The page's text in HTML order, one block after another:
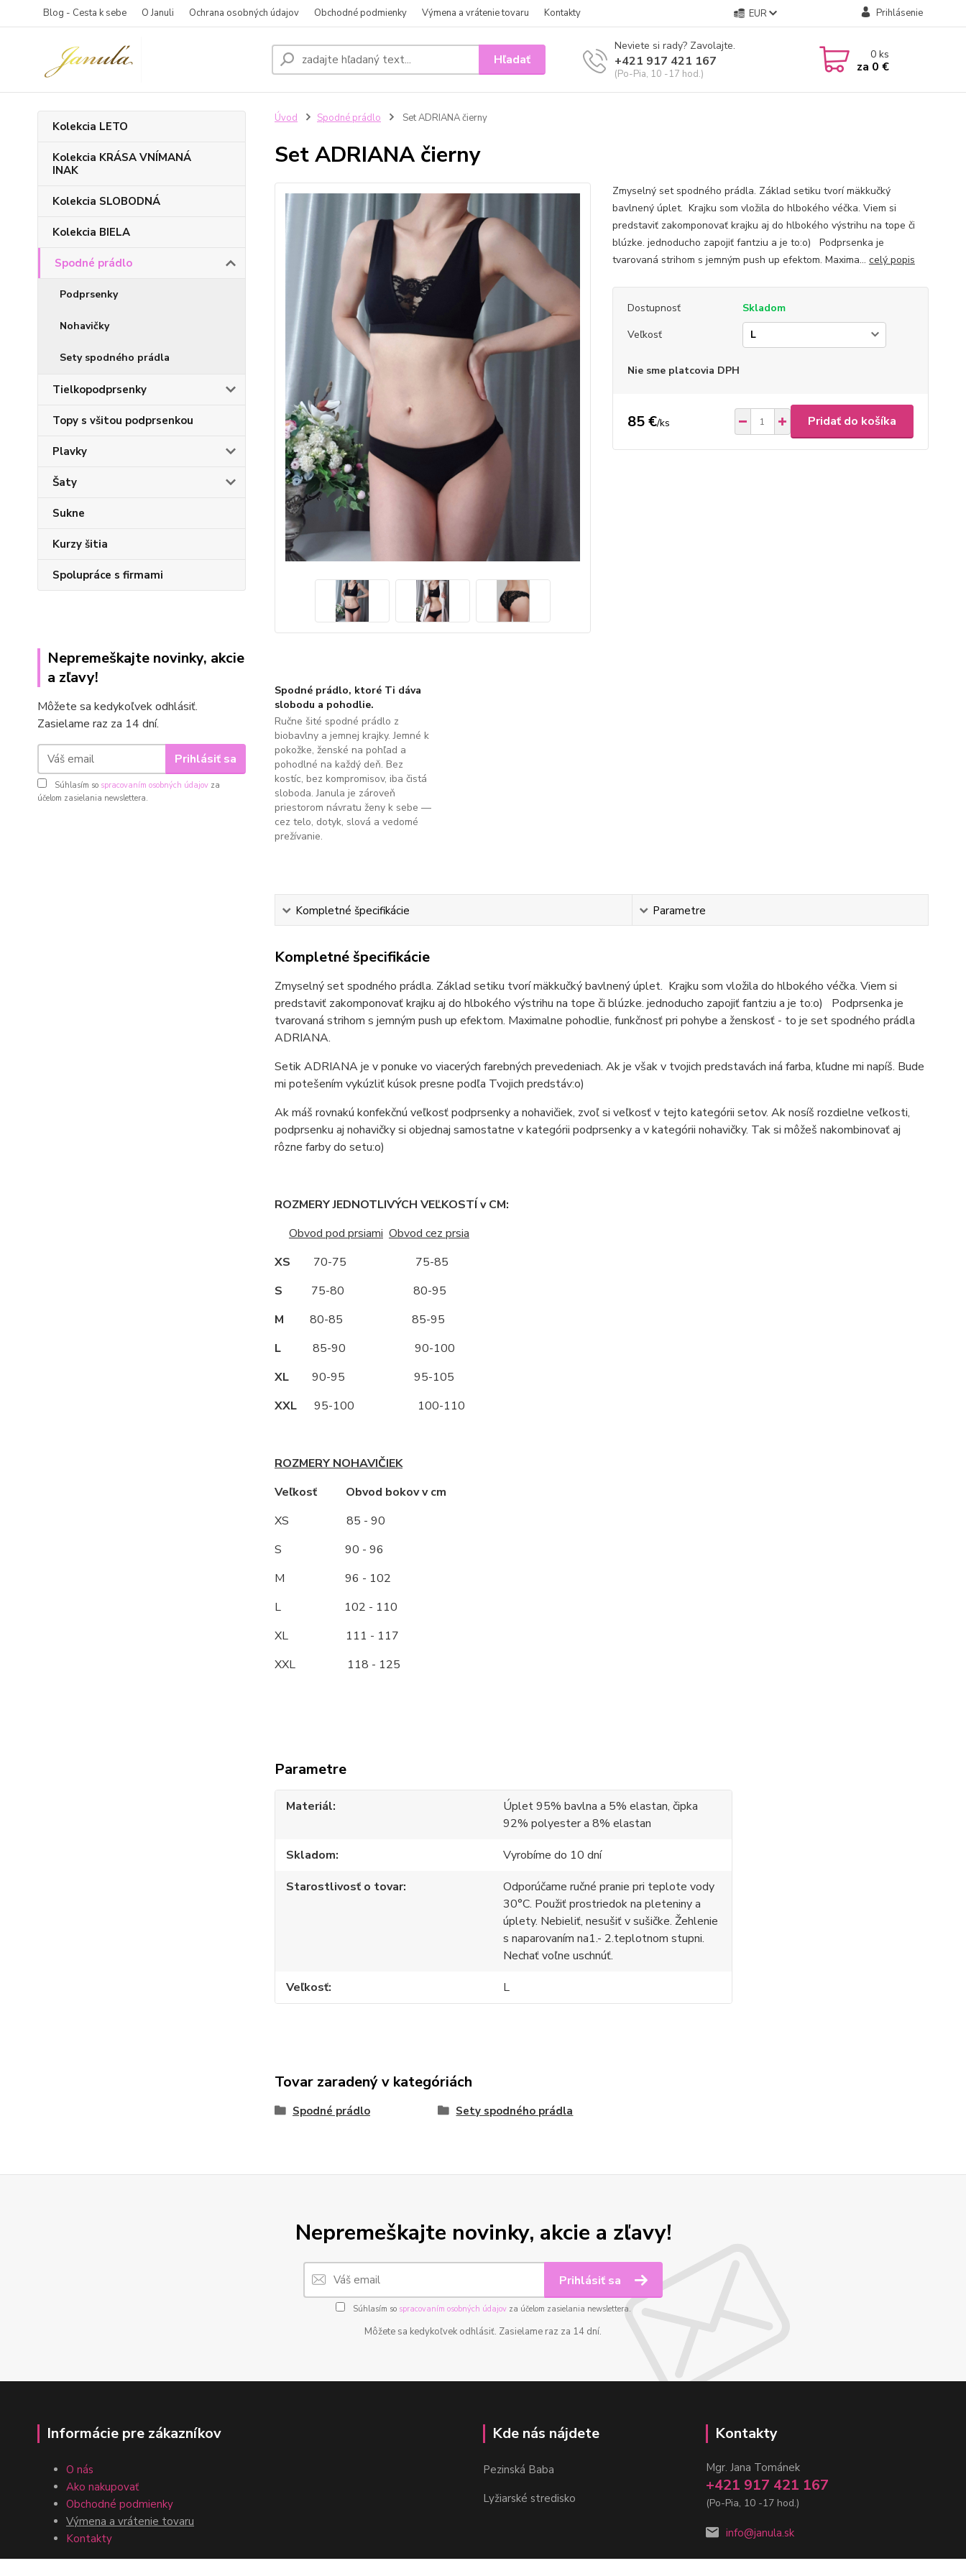
Blog - Cesta k sebe O Januli Ochrana osobných údajov Obchodné podmienky Výmena a vrátenie tovaru Kontakty EUR Prihlásenie
Hľadať
Neviete si rady? Zavolajte.
+421 917 421 167
(Po-Pia, 10 -17 hod.)
0ks
za 0 €
Kolekcia LETO
Kolekcia KRÁSA VNÍMANÁ
INAK
Kolekcia SLOBODNÁ
Kolekcia BIELA
Spodné prádlo
Podprsenky
Nohavičky
Sety spodného prádla
Tielkopodprsenky
Topy s všitou podprsenkou
Plavky
Šaty
Sukne
Kurzy šitia
Spolupráce s firmami
Nepremeškajte novinky, akcie
a zľavy!
Môžete sa kedykoľvek odhlásiť.
Zasielame raz za 14 dní.
Prihlásiť sa
Súhlasím so spracovaním osobných údajov za
účelom zasielania newslettera.
Úvod Spodné prádlo Set ADRIANA čierny
Set ADRIANA čierny
Zmyselný set spodného prádla. Základ setiku tvorí mäkkučký
bavlnený úplet. Krajku som vložila do hlbokého véčka. Viem si
predstaviť zakomponovať krajku aj do hlbokého výstrihu na tope či
blúzke. jednoducho zapojiť fantziu a je to:o) Podprsenka je
tvarovaná strihom s jemným push up efektom. Maxima... celý popis
Dostupnosť
Skladom
Veľkosť
Nie sme platcovia DPH
85 €/ks Pridať do košíka
Spodné prádlo, ktoré Ti dáva
slobodu a pohodlie.
Ručne šité spodné prádlo z
biobavlny a jemnej krajky. Jemné k
pokožke, ženské na pohľad a
pohodlné na každý deň. Bez
kostíc, bez kompromisov, iba čistá
sloboda. Janula je zároveň
priestorom návratu ženy k sebe —
cez telo, dotyk, slová a vedomé
prežívanie.
Kompletné špecifikácie Parametre
Kompletné špecifikácie
Zmyselný set spodného prádla. Základ setiku tvorí mäkkučký bavlnený úplet. Krajku som vložila do hlbokého véčka. Viem si
predstaviť zakomponovať krajku aj do hlbokého výstrihu na tope či blúzke. jednoducho zapojiť fantziu a je to:o) Podprsenka je
tvarovaná strihom s jemným push up efektom. Maximalne pohodlie, funkčnosť pri pohybe a ženskosť - to je set spodného prádla
ADRIANA.
Setik ADRIANA je v ponuke vo viacerých farebných prevedeniach. Ak je však v tvojich predstavách iná farba, kľudne mi napíš. Bude
mi potešením vykúzliť kúsok presne podľa Tvojich predstáv:o)
Ak máš rovnakú konfekčnú veľkosť podprsenky a nohavičiek, zvoľ si veľkosť v tejto kategórii setov. Ak nosíš rozdielne veľkosti,
podprsenku aj nohavičky si objednaj samostatne v kategórii podprsenky a v kategórii nohavičky. Tak si môžeš nakombinovať aj
rôzne farby do setu:o)
ROZMERY JEDNOTLIVÝCH VEĽKOSTÍ v CM:
Obvod pod prsiami Obvod cez prsia
XS 70-75 75-85
S 75-80 80-95
M 80-85 85-95
L85-90 90-100
XL90-95 95-105
XXL95-100 100-110
ROZMERY NOHAVIČIEK
Veľkosť Obvod bokov v cm
XS
85 - 90
S 90 - 96
M
96 - 102
L 102 - 110
XL 111 - 117
XXL 118 - 125
Parametre
Materiál
Úplet 95% bavlna a 5% elastan, čipka
92% polyester a 8% elastan
Skladom
Vyrobíme do 10 dní
Starostlivosť o tovar
Odporúčame ručné pranie pri teplote vody
30°C. Použiť prostriedok na pleteniny a
úplety. Nebieliť, nesušiť v sušičke. Žehlenie
s naparovaním na1.- 2.teplotnom stupni.
Nechať voľne uschnúť.
Veľkosť
L
Tovar zaradený v kategóriách
Spodné prádlo Sety spodného prádla
Nepremeškajte novinky, akcie a zľavy!
Prihlásiť sa
Súhlasím so spracovaním osobných údajovza účelom zasielania newslettera.
Môžete sa kedykoľvek odhlásiť. Zasielame raz za 14 dní.
Informácie pre zákazníkov
O nás
Ako nakupovať
Obchodné podmienky
Výmena a vrátenie tovaru
Kontakty
Kde nás nájdete
Pezinská Baba
Lyžiarské stredisko
Kontakty
Mgr. Jana Tománek
+421 917 421 167
(Po-Pia, 10 -17 hod.)
info@janula.sk